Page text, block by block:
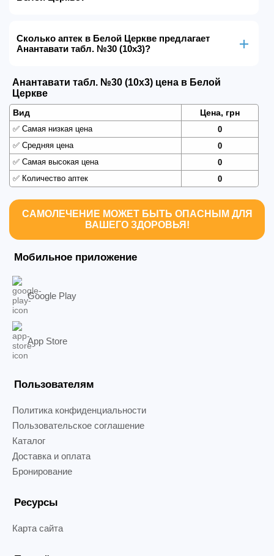
Сколько аптек в Белой Церкве предлагает
Анантавати табл. №30 (10х3)?
Анантавати табл. №30 (10х3) цена в Белой
Церкве
Вид Цена, грн
✅ Самая низкая цена
0
✅ Средняя цена
0
✅ Самая высокая цена
0
✅ Количество аптек 0
САМОЛЕЧЕНИЕ МОЖЕТ БЫТЬ ОПАСНЫМ ДЛЯ
ВАШЕГО ЗДОРОВЬЯ!
Мобильное приложение
Google Play
App Store
Пользователям
Политика конфиденциальности
Пользовательское соглашение
Каталог
Доставка и оплата
Бронирование
Ресурсы
Карта сайта